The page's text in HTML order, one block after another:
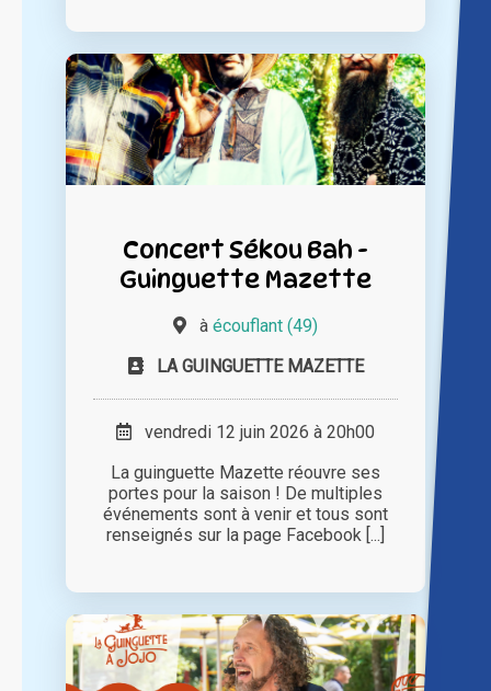
Concert Sékou Bah -
Guinguette Mazette
à écouflant (49)
LA GUINGUETTE MAZETTE
vendredi 12 juin 2026 à 20h00
La guinguette Mazette réouvre ses
portes pour la saison ! De multiples
événements sont à venir et tous sont
renseignés sur la page Facebook [...]